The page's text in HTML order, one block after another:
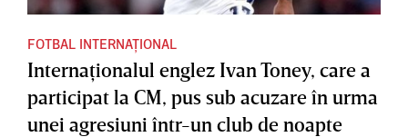
FOTBAL INTERNAȚIONAL
Internaţionalul englez Ivan Toney, care a
participat la CM, pus sub acuzare în urma
unei agresiuni într-un club de noapte